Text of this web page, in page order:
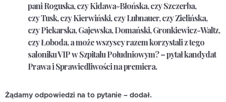
pani Roguska, czy Kidawa-Błońska, czy Szczerba,
czy Tusk, czy Kierwiński, czy Lubnauer, czy Zielińska,
czy Piekarska, Gajewska, Domański, Gronkiewicz-Waltz,
czy Łoboda, a może wszyscy razem korzystali z tego
saloniku VIP w Szpitalu Południowym? – pytał kandydat
Prawa i Sprawiedliwości na premiera.
Żądamy odpowiedzi na to pytanie – dodał.